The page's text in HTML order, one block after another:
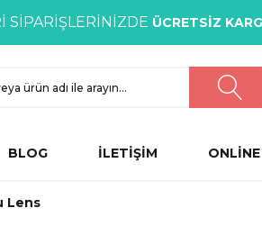
SİPARİŞLERİNİZDE ÜCRETSİZ
BLOG İLETİŞİM
Lens